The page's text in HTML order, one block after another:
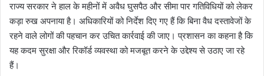
राज्य सरकार ने हाल के महीनों में अवैध घुसपैठ और सीमा पार गतिविधियों को लेकर
कड़ा रुख अपनाया है। अधिकारियों को निर्देश दिए गए हैं कि बिना वैध दस्तावेजों के
रहने वाले लोगों की पहचान कर उचित कार्रवाई की जाए। प्रशासन का कहना है कि
यह कदम सुरक्षा और रिकॉर्ड व्यवस्था को मजबूत करने के उद्देश्य से उठाए जा रहे
हैं।